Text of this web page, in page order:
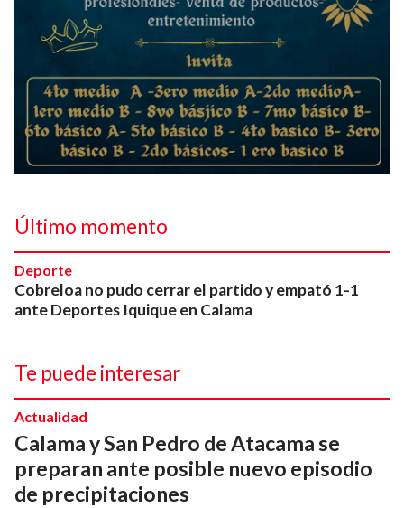
Último momento
Cobreloa no pudo cerrar el partido y empató 1-1
ante Deportes Iquique en Calama
Deporte
Te puede interesar
Calama y San Pedro de Atacama se
preparan ante posible nuevo episodio
de precipitaciones
Actualidad